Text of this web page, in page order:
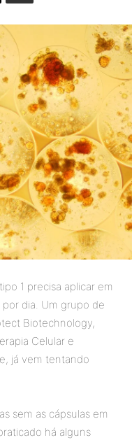
1 precisa aplicar em
dia. Um grupo de
Biotechnology,
Celular e
já vem tentando
sem as cápsulas em
há alguns